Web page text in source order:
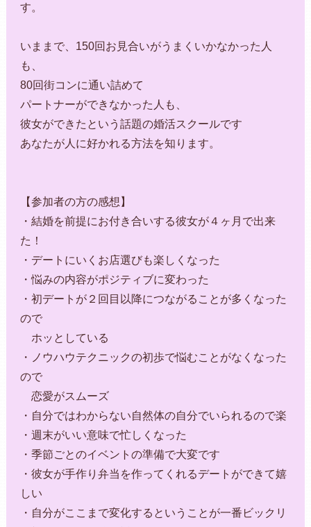
す。
いままで、150回お見合いがうまくいかなかった人
も、
80回街コンに通い詰めて
パートナーができなかった人も、
彼女ができたという話題の婚活スクールです
あなたが人に好かれる方法を知ります。
【参加者の方の感想】
・結婚を前提にお付き合いする彼女が４ヶ月で出来
た！
・デートにいくお店選びも楽しくなった
・悩みの内容がポジティブに変わった
・初デートが２回目以降につながることが多くなった
ので
ホッとしている
・ノウハウテクニックの初歩で悩むことがなくなった
ので
恋愛がスムーズ
・自分ではわからない自然体の自分でいられるので楽
・週末がいい意味で忙しくなった
・季節ごとのイベントの準備で大変です
・彼女が手作り弁当を作ってくれるデートができて嬉
しい
・自分がここまで変化するということが一番ビックリ